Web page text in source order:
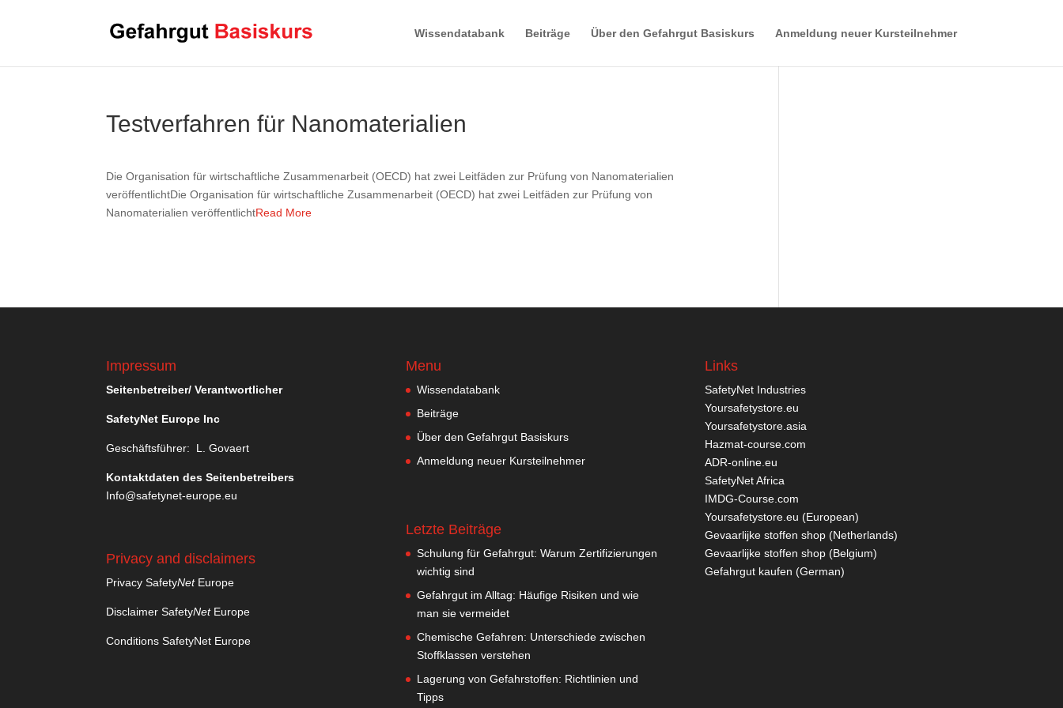
Wissendatabank Beiträge Über den Gefahrgut Basiskurs Anmeldung neuer Kursteilnehmer
Testverfahren für Nanomaterialien
Die Organisation für wirtschaftliche Zusammenarbeit (OECD) hat zwei Leitfäden zur Prüfung von Nanomaterialien
veröffentlichtDie Organisation für wirtschaftliche Zusammenarbeit (OECD) hat zwei Leitfäden zur Prüfung von
Nanomaterialien veröffentlichtRead More
Impressum
Seitenbetreiber/ Verantwortlicher
SafetyNet Europe Inc
Geschäftsführer: L. Govaert
Kontaktdaten des Seitenbetreibers
Info@safetynet-europe.eu
Privacy and disclaimers
Privacy SafetyNetEurope
Disclaimer SafetyNetEurope
Conditions SafetyNet Europe
Menu
Wissendatabank
Beiträge
Über den Gefahrgut Basiskurs
Anmeldung neuer Kursteilnehmer
Letzte Beiträge
Schulung für Gefahrgut: Warum Zertifizierungen
wichtig sind
Gefahrgut im Alltag: Häufige Risiken und wie
man sie vermeidet
Chemische Gefahren: Unterschiede zwischen
Stoffklassen verstehen
Lagerung von Gefahrstoffen: Richtlinien und
Tipps
Links
SafetyNet Industries
Yoursafetystore.eu
Yoursafetystore.asia
Hazmat-course.com
ADR-online.eu
SafetyNet Africa
IMDG-Course.com
Yoursafetystore.eu (European)
Gevaarlijke stoffen shop (Netherlands)
Gevaarlijke stoffen shop (Belgium)
Gefahrgut kaufen (German)